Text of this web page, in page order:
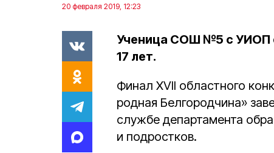
20 февраля 2019, 12:23
Ученица СОШ №5 с УИОП
17 лет.
Финал XVII областного
родная Белгородчина»
службе департамента
и подростков.